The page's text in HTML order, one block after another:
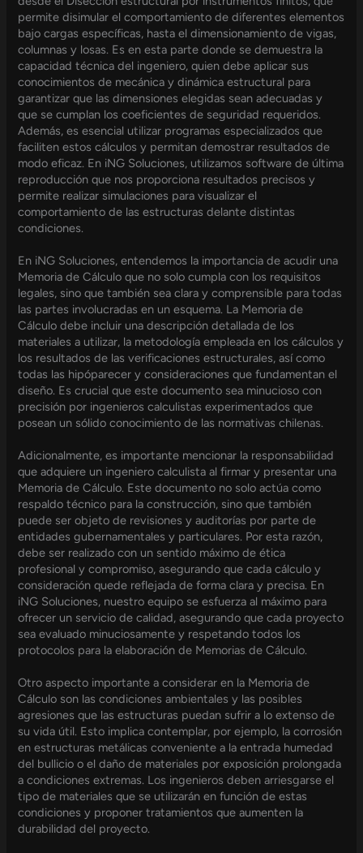
permite disimular el comportamiento de diferentes elementos
bajo cargas específicas, hasta el dimensionamiento de vigas,
columnas y losas. Es en esta parte donde se demuestra la
capacidad técnica del ingeniero, quien debe aplicar sus
conocimientos de mecánica y dinámica estructural para
garantizar que las dimensiones elegidas sean adecuadas y
que se cumplan los coeficientes de seguridad requeridos.
Además, es esencial utilizar programas especializados que
faciliten estos cálculos y permitan demostrar resultados de
modo eficaz. En iNG Soluciones, utilizamos software de última
reproducción que nos proporciona resultados precisos y
permite realizar simulaciones para visualizar el
comportamiento de las estructuras delante distintas
condiciones.
En iNG Soluciones, entendemos la importancia de acudir una
Memoria de Cálculo que no solo cumpla con los requisitos
legales, sino que también sea clara y comprensible para todas
las partes involucradas en un esquema. La Memoria de
Cálculo debe incluir una descripción detallada de los
materiales a utilizar, la metodología empleada en los cálculos y
los resultados de las verificaciones estructurales, así como
todas las hipóparecer y consideraciones que fundamentan el
diseño. Es crucial que este documento sea minucioso con
precisión por ingenieros calculistas experimentados que
posean un sólido conocimiento de las normativas chilenas.
Adicionalmente, es importante mencionar la responsabilidad
que adquiere un ingeniero calculista al firmar y presentar una
Memoria de Cálculo. Este documento no solo actúa como
respaldo técnico para la construcción, sino que también
puede ser objeto de revisiones y auditorías por parte de
entidades gubernamentales y particulares. Por esta razón,
debe ser realizado con un sentido máximo de ética
profesional y compromiso, asegurando que cada cálculo y
consideración quede reflejada de forma clara y precisa. En
iNG Soluciones, nuestro equipo se esfuerza al máximo para
ofrecer un servicio de calidad, asegurando que cada proyecto
sea evaluado minuciosamente y respetando todos los
protocolos para la elaboración de Memorias de Cálculo.
Otro aspecto importante a considerar en la Memoria de
Cálculo son las condiciones ambientales y las posibles
agresiones que las estructuras puedan sufrir a lo extenso de
su vida útil. Esto implica contemplar, por ejemplo, la corrosión
en estructuras metálicas conveniente a la entrada humedad
del bullicio o el daño de materiales por exposición prolongada
a condiciones extremas. Los ingenieros deben arriesgarse el
tipo de materiales que se utilizarán en función de estas
condiciones y proponer tratamientos que aumenten la
durabilidad del proyecto.